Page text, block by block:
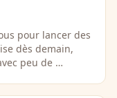
pour lancer des
dès demain,
peu de …